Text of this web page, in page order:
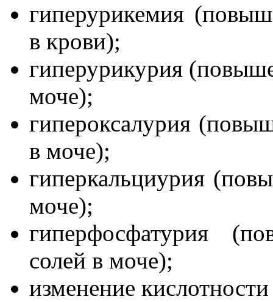
гиперурикемия
в крови);
гиперурикурия
моче);
гипероксалурия
в моче);
гиперкальциурия
моче);
гиперфосфатурия
солей в моче);
изменение